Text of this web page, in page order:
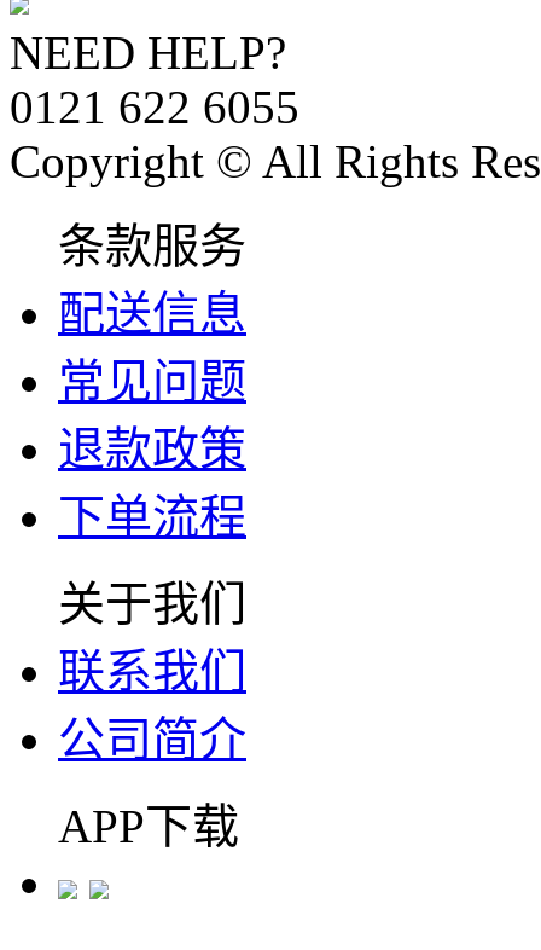
NEED HELP?
0121 622 6055
Copyright © All Rights
条款服务
配送信息
常见问题
退款政策
下单流程
关于我们
联系我们
公司简介
APP下载